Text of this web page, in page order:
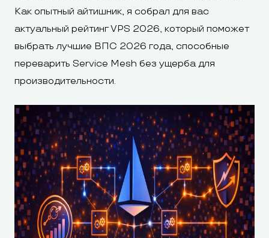
Как опытный айтишник, я собрал для вас
актуальный рейтинг VPS 2026, который поможет
выбрать лучшие ВПС 2026 года, способные
переварить Service Mesh без ущерба для
производительности.